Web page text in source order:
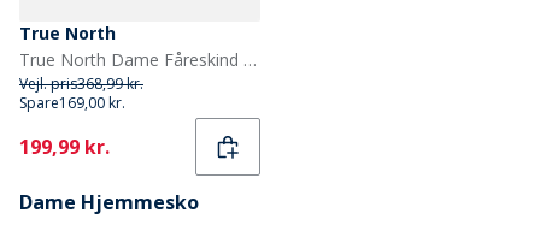
True North
True North Dame Fåreskind Hjemmesko Brun
Vejl. pris368,99 kr.
Spare169,00 kr.
Current
199,99 kr.
Dame Hjemmesko